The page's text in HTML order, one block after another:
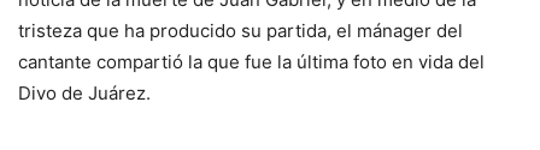
tristeza que ha producido su partida, el mánager del
cantante compartió la que fue la última foto en vida del
Divo de Juárez.